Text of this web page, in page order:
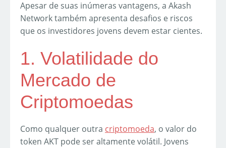
Apesar de suas inúmeras vantagens, a Akash
Network também apresenta desafios e riscos
que os investidores jovens devem estar cientes.
1. Volatilidade do
Mercado de
Criptomoedas
Como qualquer outra criptomoeda, o valor do
token AKT pode ser altamente volátil. Jovens